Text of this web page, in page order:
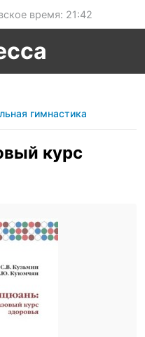
время: 21:42
гимнастика
курс